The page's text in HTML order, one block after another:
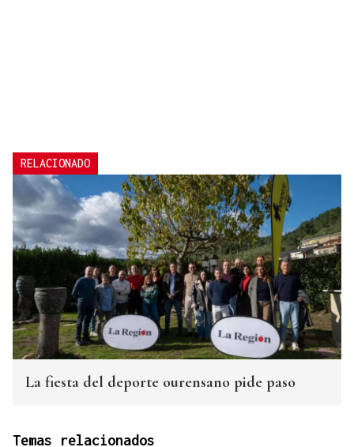
RELACIONADO
La fiesta del deporte ourensano pide paso
Temas relacionados